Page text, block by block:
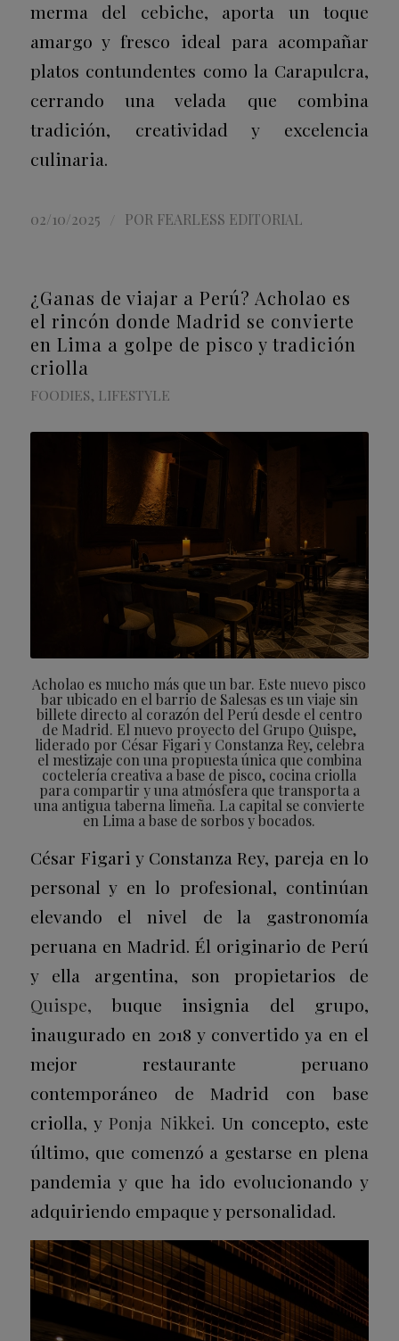
merma del cebiche, aporta un toque
amargo y fresco ideal para acompañar
platos contundentes como la Carapulcra,
cerrando una velada que combina
tradición, creatividad y excelencia
culinaria.
02/10/2025 POR FEARLESS EDITORIAL
¿Ganas de viajar a Perú? Acholao es
el rincón donde Madrid se convierte
en Lima a golpe de pisco y tradición
criolla
FOODIES, LIFESTYLE
Acholao es mucho más que un bar. Este nuevo pisco
bar ubicado en el barrio de Salesas es un viaje sin
billete directo al corazón del Perú desde el centro
de Madrid. El nuevo proyecto del Grupo Quispe,
liderado por César Figari y Constanza Rey, celebra
el mestizaje con una propuesta única que combina
coctelería creativa a base de pisco, cocina criolla
para compartir y una atmósfera que transporta a
una antigua taberna limeña. La capital se convierte
en Lima a base de sorbos y bocados.
César Figari y Constanza Rey, pareja en lo
personal y en lo profesional, continúan
elevando el nivel de la gastronomía
peruana en Madrid. Él originario de Perú
y ella argentina, son propietarios de
Quispe, buque insignia del grupo,
inaugurado en 2018 y convertido ya en el
mejor restaurante peruano
contemporáneo de Madrid con base
criolla, y Ponja Nikkei. Un concepto, este
último, que comenzó a gestarse en plena
pandemia y que ha ido evolucionando y
adquiriendo empaque y personalidad.